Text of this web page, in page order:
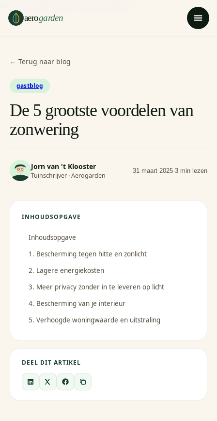
aerogarden
← Terug naar blog
gastblog
De 5 grootste voordelen van
zonwering
Jorn van 't Klooster
Tuinschrijver · Aerogarden
31 maart 2025·3 min lezen
INHOUDSOPGAVE
Inhoudsopgave
1. Bescherming tegen hitte en zonlicht
2. Lagere energiekosten
3. Meer privacy zonder in te leveren op licht
4. Bescherming van je interieur
5. Verhoogde woningwaarde en uitstraling
DEEL DIT ARTIKEL